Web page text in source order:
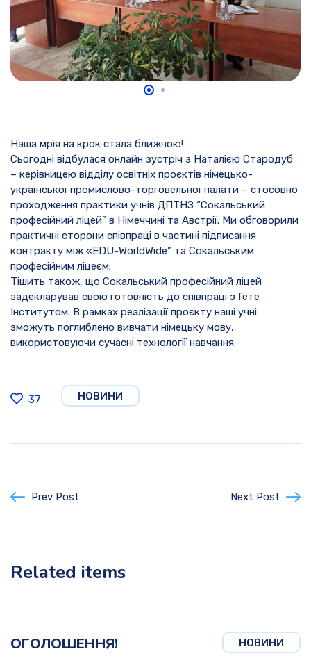
Наша мрія на крок стала ближчою!
Сьогодні відбулася онлайн зустріч з Наталією Стародуб
– керівницею відділу освітніх проєктів німецько-
української промислово-торговельної палати – стосовно
проходження практики учнів ДПТНЗ “Сокальський
професійний ліцей” в Німеччині та Австрії. Ми обговорили
практичні сторони співпраці в частині підписання
контракту між «EDU-WorldWide” та Сокальським
професійним ліцеєм.
Тішить також, що Сокальський професійний ліцей
задекларував свою готовність до співпраці з Гете
Інститутом. В рамках реалізації проєкту наші учні
зможуть поглиблено вивчати німецьку мову,
використовуючи сучасні технології навчання.
37 НОВИНИ
Prev Post Next Post
Related items
НОВИНИ
ОГОЛОШЕННЯ!